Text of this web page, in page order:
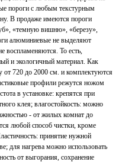
пороги с любым текстурным
В продаже имеются пороги
«темную вишню», «березу»,
алюминиевые не выделяют
воспламеняются. То есть,
и экологичный материал. Как
720 до 2000 см. и комплектуются
профили режутся ножом
в установке: крепятся при
клея; влагостойкость: можно
- от жилых комнат до
любой способ чистки, кроме
принятие нужной
для нагрева можно использовать
от выгорания, сохранение